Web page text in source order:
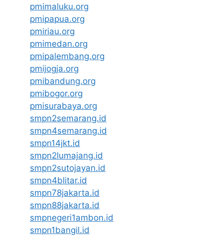
pmimaluku.org
pmipapua.org
pmiriau.org
pmimedan.org
pmipalembang.org
pmijogja.org
pmibandung.org
pmibogor.org
pmisurabaya.org
smpn2semarang.id
smpn4semarang.id
smpn14jkt.id
smpn2lumajang.id
smpn2sutojayan.id
smpn4blitar.id
smpn78jakarta.id
smpn88jakarta.id
smpnegeri1ambon.id
smpn1bangil.id